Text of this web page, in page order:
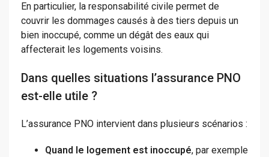
En particulier, la responsabilité civile permet de
couvrir les dommages causés à des tiers depuis un
bien inoccupé, comme un dégât des eaux qui
affecterait les logements voisins.
Dans quelles situations l’assurance PNO
est-elle utile ?
L’assurance PNO intervient dans plusieurs scénarios :
Quand le logement est inoccupé, par exemple